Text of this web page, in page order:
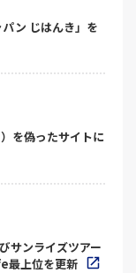
ン じはんき」を
を偽ったサイトに
サンライズツアー
最上位を更新